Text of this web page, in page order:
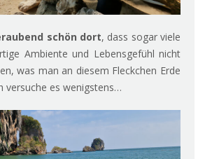
schön dort, dass sogar viele
Ambiente und Lebensgefühl nicht
was man an diesem Fleckchen Erde
versuche es wenigstens…